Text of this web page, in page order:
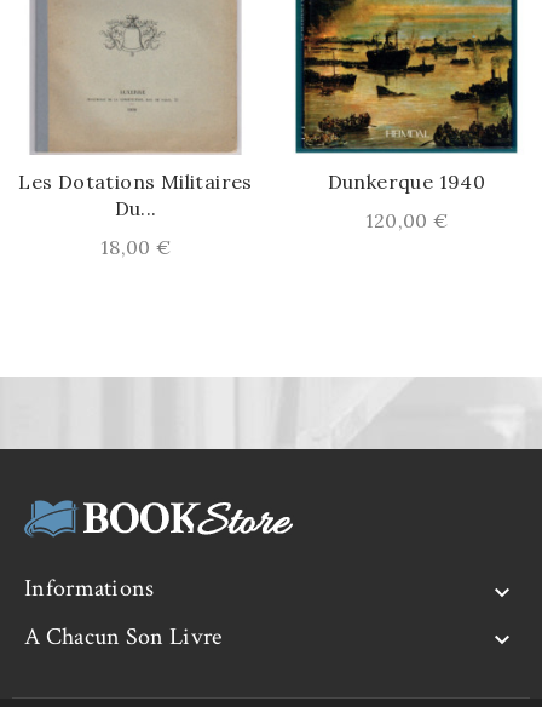
Les Dotations Militaires
Du...
Prix
18,00 €
Dunkerque 1940
Prix
120,00 €
Informations 
A Chacun Son Livre 